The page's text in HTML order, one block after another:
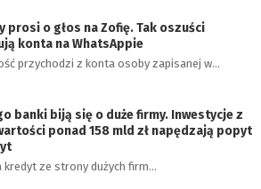
prosi o głos na Zofię. Tak oszuści
konta na WhatsAppie
przychodzi z konta osoby zapisanej w…
banki biją się o duże firmy. Inwestycje z
ponad 158 mld zł napędzają popyt
kredyt ze strony dużych firm…